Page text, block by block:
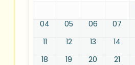
04
05 06 07
11
12 13 14
18
19 20 21